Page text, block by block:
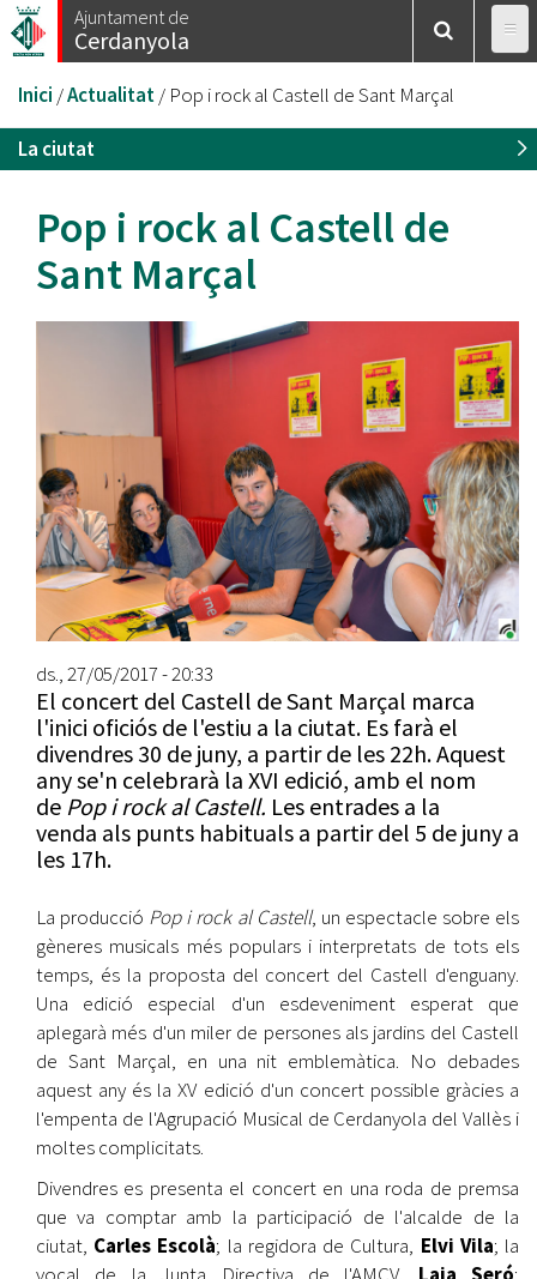
Vés
al
Ajuntament de
Cerdanyola
Esteu
aquí
Inici /Actualitat/ Pop i rock al Castell de Sant Marçal
La ciutat
Pop i rock al Castell de
Sant Marçal
ds., 27/05/2017 - 20:33
El concert del Castell de Sant Marçal marca
l'inici oficiós de l'estiu a la ciutat. Es farà el
divendres 30 de juny, a partir de les 22h. Aquest
any se'n celebrarà la XVI edició, amb el nom
de Pop i rock al Castell. Les entrades a la
venda als punts habituals a partir del 5 de juny a
les 17h.
La producció Pop i rock al Castell, un espectacle sobre els
gèneres musicals més populars i interpretats de tots els
temps, és la proposta del concert del Castell d'enguany.
Una edició especial d'un esdeveniment esperat que
aplegarà més d'un miler de persones als jardins del Castell
de Sant Marçal, en una nit emblemàtica. No debades
aquest any és la XV edició d'un concert possible gràcies a
l'empenta de l'Agrupació Musical de Cerdanyola del Vallès i
moltes complicitats.
Divendres es presenta el concert en una roda de premsa
que va comptar amb la participació de l'alcalde de la
ciutat, Carles Escolà; la regidora de Cultura, Elvi Vila; la